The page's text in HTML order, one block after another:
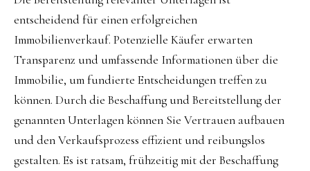
entscheidend für einen erfolgreichen
Immobilienverkauf. Potenzielle Käufer erwarten
Transparenz und umfassende Informationen über die
Immobilie, um fundierte Entscheidungen treffen zu
können. Durch die Beschaffung und Bereitstellung der
genannten Unterlagen können Sie Vertrauen aufbauen
und den Verkaufsprozess effizient und reibungslos
gestalten. Es ist ratsam, frühzeitig mit der Beschaffung